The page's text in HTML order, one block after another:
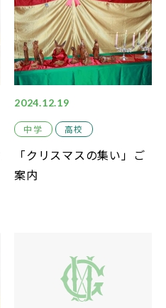
2024.12.19
中学 高校
「クリスマスの集い」ご
案内